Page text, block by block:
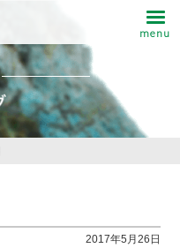
2017年5月26日